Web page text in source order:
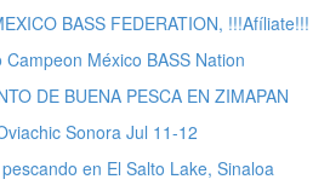
BASS FEDERATION, !!!Afíliate!!!
Campeon México BASS Nation
DE BUENA PESCA EN ZIMAPAN
Sonora Jul 11-12
en El Salto Lake, Sinaloa